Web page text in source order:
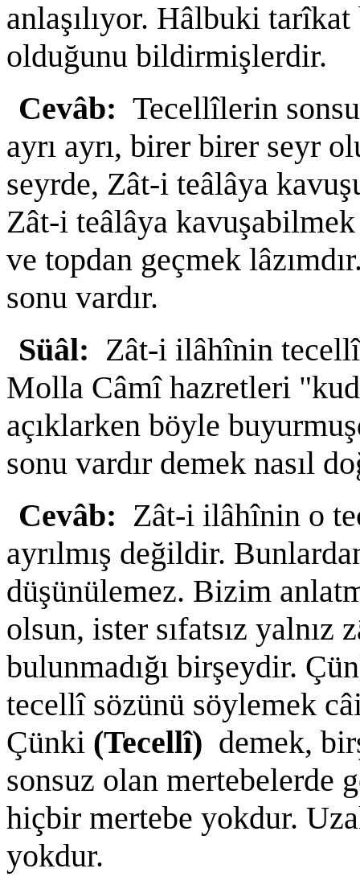
anlaşılıyor. Hâlbuki
olduğunu bildirmişlerdir.
Cevâb: Tecellîlerin
ayrı ayrı, birer birer seyr
seyrde, Zât-i teâlâya
Zât-i teâlâya
ve topdan geçmek
sonu vardır.
Süâl: Zât-i ilâhînin
Molla Câmî hazretleri
açıklarken böyle
sonu vardır demek nasıl
Cevâb: Zât-i ilâhînin o
ayrılmış değildir.
düşünülemez. Bizim
olsun, ister sıfatsız
bulunmadığı birşeydir.
tecellî sözünü söylemek
Çünki (Tecellî) demek,
sonsuz olan mertebelerde
hiçbir mertebe yokdur.
yokdur.